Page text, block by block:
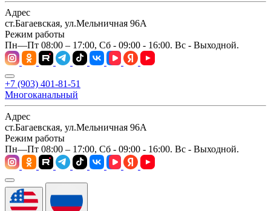
Адрес
ст.Багаевская, ул.Мельничная 96А
Режим работы
Пн—Пт 08:00 – 17:00, Сб - 09:00 - 16:00. Вс - Выходной.
+7 (903) 401-81-51
Многоканальный
Адрес
ст.Багаевская, ул.Мельничная 96А
Режим работы
Пн—Пт 08:00 – 17:00, Сб - 09:00 - 16:00. Вс - Выходной.